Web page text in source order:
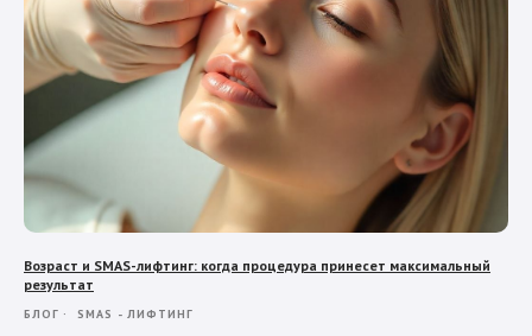
Возраст и SMAS-лифтинг: когда процедура принесет максимальный
результат
БЛОГ SMAS - ЛИФТИНГ